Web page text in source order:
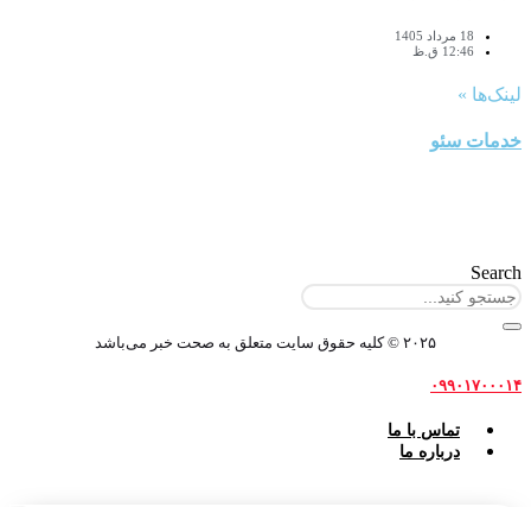
18 مرداد 1405
12:46 ق.ظ
لینک‌ها »
خدمات سئو
Search
۲۰۲۵ © کلیه حقوق سایت متعلق به صحت خبر می‌باشد
۰۹۹۰۱۷۰۰۰۱۴
تماس با ما
درباره ما